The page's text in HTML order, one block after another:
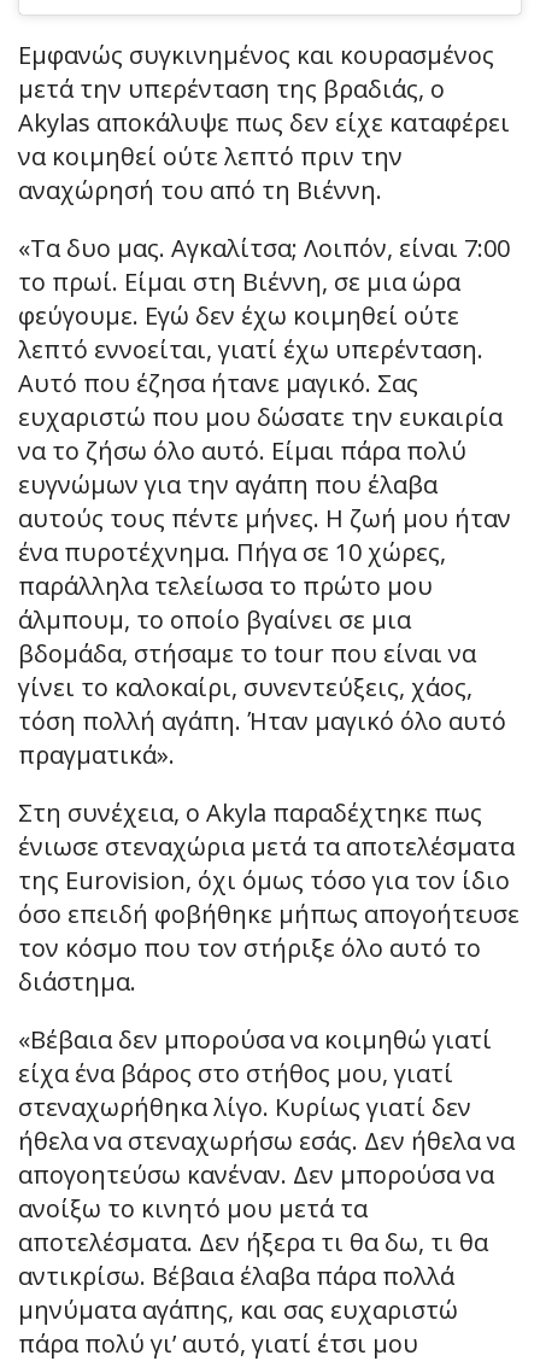
Εμφανώς συγκινημένος και κουρασμένος
μετά την υπερένταση της βραδιάς, ο
Akylas αποκάλυψε πως δεν είχε καταφέρει
να κοιμηθεί ούτε λεπτό πριν την
αναχώρησή του από τη Βιέννη.
«Τα δυο μας. Αγκαλίτσα; Λοιπόν, είναι 7:00
το πρωί. Είμαι στη Βιέννη, σε μια ώρα
φεύγουμε. Εγώ δεν έχω κοιμηθεί ούτε
λεπτό εννοείται, γιατί έχω υπερένταση.
Αυτό που έζησα ήτανε μαγικό. Σας
ευχαριστώ που μου δώσατε την ευκαιρία
να το ζήσω όλο αυτό. Είμαι πάρα πολύ
ευγνώμων για την αγάπη που έλαβα
αυτούς τους πέντε μήνες. Η ζωή μου ήταν
ένα πυροτέχνημα. Πήγα σε 10 χώρες,
παράλληλα τελείωσα το πρώτο μου
άλμπουμ, το οποίο βγαίνει σε μια
βδομάδα, στήσαμε το tour που είναι να
γίνει το καλοκαίρι, συνεντεύξεις, χάος,
τόση πολλή αγάπη. Ήταν μαγικό όλο αυτό
πραγματικά».
Στη συνέχεια, ο Akyla παραδέχτηκε πως
ένιωσε στεναχώρια μετά τα αποτελέσματα
της Eurovision, όχι όμως τόσο για τον ίδιο
όσο επειδή φοβήθηκε μήπως απογοήτευσε
τον κόσμο που τον στήριξε όλο αυτό το
διάστημα.
«Βέβαια δεν μπορούσα να κοιμηθώ γιατί
είχα ένα βάρος στο στήθος μου, γιατί
στεναχωρήθηκα λίγο. Κυρίως γιατί δεν
ήθελα να στεναχωρήσω εσάς. Δεν ήθελα να
απογοητεύσω κανέναν. Δεν μπορούσα να
ανοίξω το κινητό μου μετά τα
αποτελέσματα. Δεν ήξερα τι θα δω, τι θα
αντικρίσω. Βέβαια έλαβα πάρα πολλά
μηνύματα αγάπης, και σας ευχαριστώ
πάρα πολύ γι’ αυτό, γιατί έτσι μου